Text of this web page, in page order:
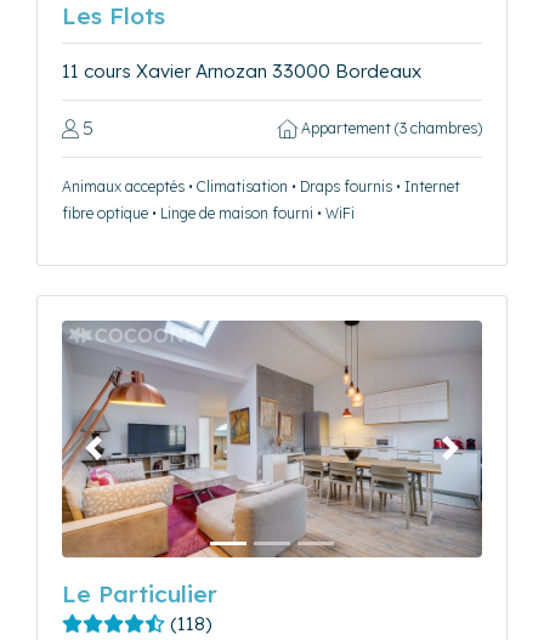
Les Flots
11 cours Xavier Arnozan 33000 Bordeaux
5 Appartement (3 chambres)
Animaux acceptés • Climatisation • Draps fournis • Internet
fibre optique • Linge de maison fourni • WiFi
Précédent Suivant
Le Particulier
(118)